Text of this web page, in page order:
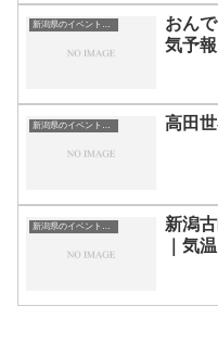
新潟県のイベント会場一覧
おん
気予
新潟県のイベント会場一覧 高田
新潟県のイベント会場一覧
新潟
｜気